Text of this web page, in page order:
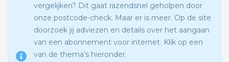
vergelijken? Dit gaat razendsnel geholpen door
onze postcode-check. Maar er is meer. Op de site
doorzoek jij adviezen en details over het aangaan
van een abonnement voor internet. Klik op een
van de thema’s hieronder.